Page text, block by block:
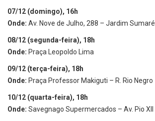
07/12 (domingo), 16h
Onde: Av. Nove de Julho, 288 – Jardim Sumaré
08/12 (segunda-feira), 18h
Onde: Praça Leopoldo Lima
09/12 (terça-feira), 18h
Onde: Praça Professor Makiguti – R. Rio Negro
10/12 (quarta-feira), 18h
Onde: Savegnago Supermercados – Av. Pio XII